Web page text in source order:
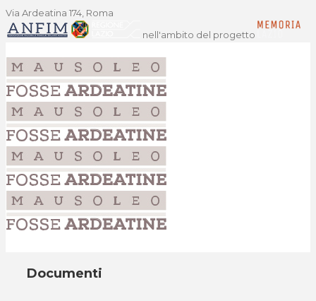
Via Ardeatina 174, Roma
nell'ambito del progetto
Documenti